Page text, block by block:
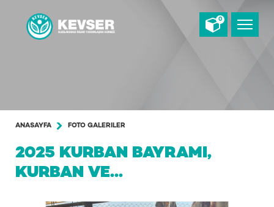
0
ANASAYFA FOTO GALERILER
2025 KURBAN BAYRAMI,
KURBAN VE...